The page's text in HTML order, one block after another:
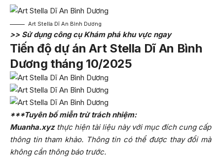
Art Stella Dĩ An Bình Dương
>> Sử dụng công cụ Khám phá khu vực ngay
Tiến độ dự án Art Stella Dĩ An Bình
Dương tháng 10/2025
***Tuyên bố miễn trừ trách nhiệm:
Muanha.xyzthực hiện tài liệu này với mục đích cung cấp
thông tin tham khảo. Thông tin có thể được thay đổi mà
không cần thông báo trước.